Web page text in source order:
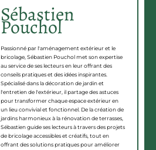
Sébastien
Pouchol
Passionné par l'aménagement extérieur et le
bricolage, Sébastien Pouchol met son expertise
au service de ses lecteurs en leur offrant des
conseils pratiques et des idées inspirantes.
Spécialisé dans la décoration de jardin et
l'entretien de l'extérieur, il partage des astuces
pour transformer chaque espace extérieur en
un lieu convivial et fonctionnel. De la création de
jardins harmonieux à la rénovation de terrasses,
Sébastien guide ses lecteurs à travers des projets
de bricolage accessibles et créatifs, tout en
offrant des solutions pratiques pour améliorer